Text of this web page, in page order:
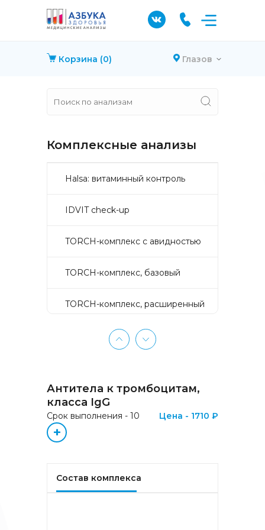
Корзина (0) Глазов
Комплексные анализы
Halsa: витаминный контроль
IDVIT check-up
TORCH-комплекс с авидностью
TORCH-комплекс, базовый
TORCH-комплекс, расширенный
TORCH-комплекс, скрининг
Аллергокомплекс «Пищевая
аллергия» IgE (ImmunoCAP)
(Яичный белок f1, Молоко f2,
Треска f3, Пшеница f4, Арахис
f13, Соя f14, Фундук f17,
Аллергокомплекс «Прогноз
эффективности АСИТ
Антитела к тромбоцитам,
класса IgG
Срок выполнения - 10 Цена - 1710 ₽
+
Состав комплекса